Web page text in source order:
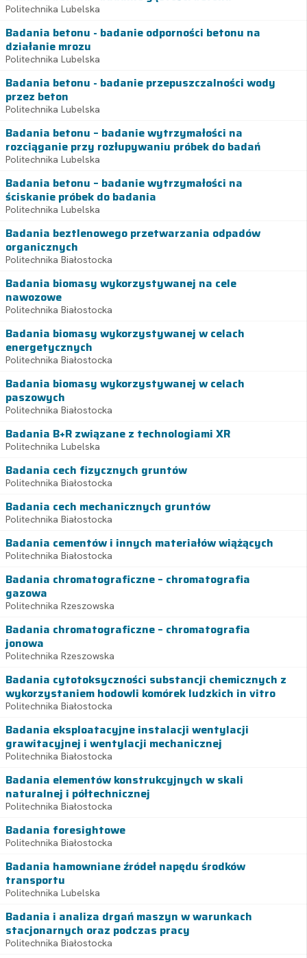
Politechnika Lubelska
Badania betonu - badanie odporności betonu na
działanie mrozu
Politechnika Lubelska
Badania betonu - badanie przepuszczalności wody
przez beton
Politechnika Lubelska
Badania betonu – badanie wytrzymałości na
rozciąganie przy rozłupywaniu próbek do badań
Politechnika Lubelska
Badania betonu – badanie wytrzymałości na
ściskanie próbek do badania
Politechnika Lubelska
Badania beztlenowego przetwarzania odpadów
organicznych
Politechnika Białostocka
Badania biomasy wykorzystywanej na cele
nawozowe
Politechnika Białostocka
Badania biomasy wykorzystywanej w celach
energetycznych
Politechnika Białostocka
Badania biomasy wykorzystywanej w celach
paszowych
Politechnika Białostocka
Badania B+R związane z technologiami XR
Politechnika Lubelska
Badania cech fizycznych gruntów
Politechnika Białostocka
Badania cech mechanicznych gruntów
Politechnika Białostocka
Badania cementów i innych materiałów wiążących
Politechnika Białostocka
Badania chromatograficzne – chromatografia
gazowa
Politechnika Rzeszowska
Badania chromatograficzne – chromatografia
jonowa
Politechnika Rzeszowska
Badania cytotoksyczności substancji chemicznych z
wykorzystaniem hodowli komórek ludzkich in vitro
Politechnika Białostocka
Badania eksploatacyjne instalacji wentylacji
grawitacyjnej i wentylacji mechanicznej
Politechnika Białostocka
Badania elementów konstrukcyjnych w skali
naturalnej i półtechnicznej
Politechnika Białostocka
Badania foresightowe
Politechnika Białostocka
Badania hamowniane źródeł napędu środków
transportu
Politechnika Lubelska
Badania i analiza drgań maszyn w warunkach
stacjonarnych oraz podczas pracy
Politechnika Białostocka